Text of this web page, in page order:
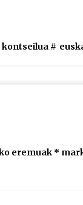
#
eremuak *